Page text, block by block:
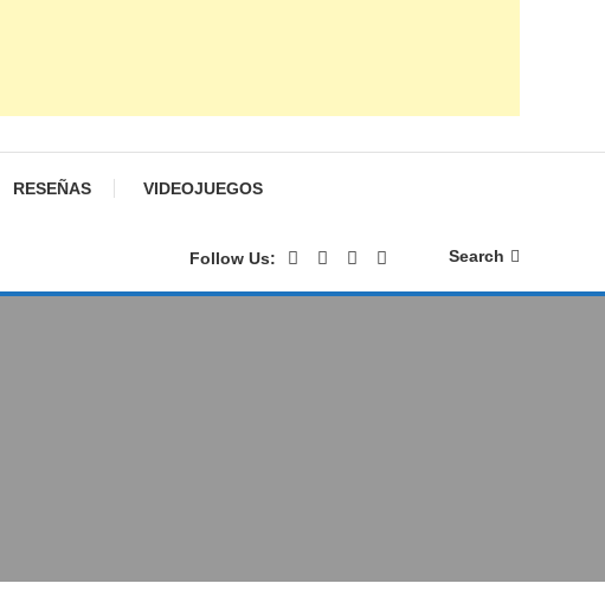
RESEÑAS VIDEOJUEGOS
Follow Us: Search